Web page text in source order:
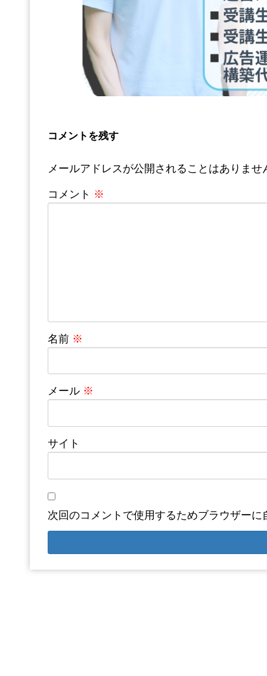
コメントを残す
メールアドレスが公開されることはありませ
コメント ※
名前 ※
メール ※
サイト
次回のコメントで使用するためブラウザー